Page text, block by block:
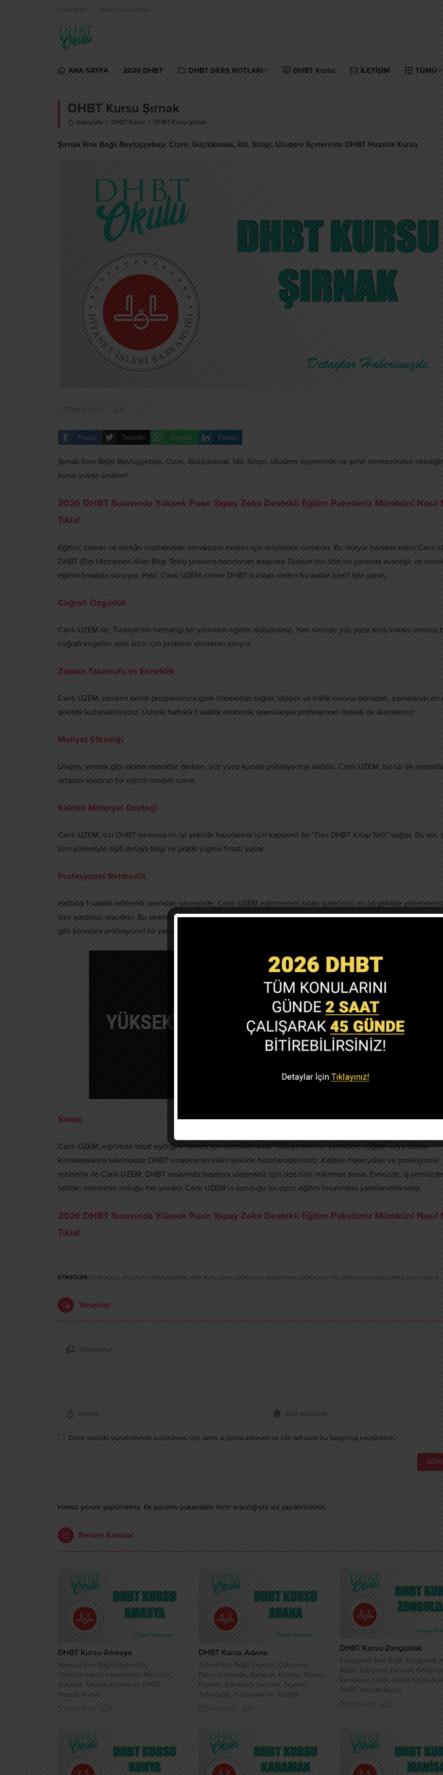
2026 DHBT DHBT Ders Notları
ANA SAYFA 2026 DHBT DHBT DERS NOTLARI DHBT Kursu İLETİŞİM TÜMÜ
DHBT Kursu Şırnak
Anasayfa DHBT Kursu DHBT Kursu Şırnak
Şırnak İline Bağlı Beytüşşebap, Cizre, Güçlükonak, İdil, Silopi, Uludere İlçelerinde DHBT Hazırlık Kursu
14.05.2022 0
Paylaş Tweetle Gönder Paylaş
Şırnak İline Bağlı Beytüşşebap, Cizre, Güçlükonak, İdil, Silopi, Uludere ilçelerinde ve şehir merkezinden
kursu yoksa üzülme!
2026 DHBT Sınavında Yüksek Puan Yapay Zeka Destekli Eğitim Paketimiz Mümkün! Nasıl
Tıkla!
Eğitim, zaman ve mekân kısıtlamaları olmaksızın herkes için erişilebilir olmalıdır. Bu ilkeyle hareket eden Canlı
DHBT (Din Hizmetleri Alan Bilgi Testi) sınavına hazırlanan adaylara Türkiye’nin dört bir yanında avantajlı ve
eğitim fırsatları sunuyor. Peki, Canlı UZEM online DHBT kursları neden bu kadar özel? İşte yanıtı.
Coğrafi Özgürlük
Canlı UZEM ile, Türkiye’nin herhangi bir yerinden eğitim alabilirsiniz. Yani ilinizde yüz yüze kurs imkanı olmasa
coğrafi engeller artık sizin için problem olmaktan çıkıyor.
Zaman Tasarrufu ve Esneklik
Canlı UZEM, dersleri kendi programınıza göre izlemenizi sağlar. Ulaşım ve trafik sorunu olmadan, zamanınızı en
şekilde kullanabilirsiniz. Üstelik haftalık 1 saatlik rehberlik seanslarıyla profesyonel destek de alacaksınız.
Maliyet Etkinliği
Ulaşım, yemek gibi ekstra masraflar derken, yüz yüze kurslar pahalıya mal olabilir. Canlı UZEM, bu tür ek
ortadan kaldıran bir eğitim modeli sunar.
Kaliteli Materyal Desteği
Canlı UZEM, sizi DHBT sınavına en iyi şekilde hazırlamak için kapsamlı bir “Dev DHBT Kitap Seti” sağlar. Bu set,
tüm yönleriyle ilgili detaylı bilgi ve pratik yapma fırsatı sunar.
Profesyonel Rehberlik
Haftalık 1 saatlik rehberlik seansları sayesinde, Canlı UZEM eğitmenleri sınav sürecinizi en iyi şekilde
size yardımcı olacaktır. Bu seanslar, hangi konulara odaklanmanız gerektiği, zamanı nasıl daha etkin
gibi konulara profesyonel bir perspektif kazandırır.
Sonuç
Canlı UZEM, eğitimde fırsat eşitliğini herkes için mümkün kılar. Türkiye’nin her yerinden, coğrafi veya zaman
kısıtlamalarına takılmadan DHBT sınavına en etkin şekilde hazırlanabilirsiniz. Kaliteli materyaller ve profesyonel
rehberlik ile Canlı UZEM, DHBT sınavında başarıya ulaşmanız için size tüm imkanları sunar. Evinizde, iş
tatilde; internetin olduğu her yerden Canlı UZEM’in sunduğu bu eşsiz eğitim fırsatından yararlanabilirsiniz.
2026 DHBT Sınavında Yüksek Puan Yapay Zeka Destekli Eğitim Paketimiz Mümkün! Nasıl
Tıkla!
ETİKETLER: dhbt kursu , dhbt kursu beytüşşebap, dhbt kursu cizre, dhbt kursu güçlükonak, dhbt kursu idil, dhbt kursu silopi, dhbt kursu uludere
Yorumlar
Daha sonraki yorumlarımda kullanılması için adım, e-posta adresim ve site adresim bu tarayıcıya kaydedilsin.
Henüz yorum yapılmamış. İlk yorumu yukarıdaki form aracılığıyla siz yapabilirsiniz.
Benzer Konular
DHBT Kursu Amasya
Amasya İline Bağlı Göynücek,
Gümüşhacıköy, Hamamözü, Merzifon,
Suluova, Taşova İlçelerinde DHBT
Hazırlık Kursu
30.04.2022 0
DHBT Kursu Adana
Adana İline Bağlı Ceyhan, Çukurova,
Feke, İmamoğlu, Karaisalı, Karataş, Kozan,
Pozantı, Saimbeyli, Sarıçam, Seyhan,
Tufanbeyli, Yumurtalık ve Yüreğir
İlçelerinde DHBT Hazırlık Kursu
30.04.2022 0
DHBT Kursu Zonguldak
Zonguldak İline Bağlı Zonguldak
Alaplı, Çaycuma, Devrek,
Karadeniz Ereğli, Kilimli, Kozlu
DHBT Hazırlık Kursu
13.05.2022 0